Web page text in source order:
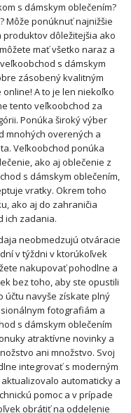
s dámskym oblečením?
Môže ponúknuť najnižšie
produktov dôležitejšia ako
mať všetko naraz a
s dámskym
zásobený kvalitným
A to je len niekoľko
tento veľkoobchod za
Ponúka široký výber
mnohých overených a
Veľkoobchod ponúka
ako aj oblečenie z
s dámskym oblečením,
vratky. Okrem toho
ako aj do zahraničia
ich zadania.
neobmedzujú otváracie
v týždni v ktorúkoľvek
nakupovať pohodlne a
bez toho, aby ste opustili
účtu navyše získate plný
fotografiám a
s dámskym oblečením
atraktívne novinky a
ani množstvo. Svoj
integrovať s moderným
automaticky a
pomoc a v prípade
obrátiť na oddelenie